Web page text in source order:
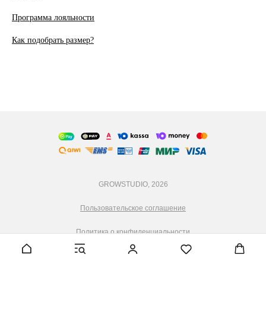
Программа лояльности
Как подобрать размер?
GROWSTUDIO, 2026
Пользовательское соглашение
Политика о конфиденциальности